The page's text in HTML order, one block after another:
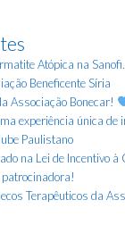
Atópica na Sanofi.
Beneficente Síria
Associação Bonecar!
experiência única de
Paulistano
na Lei de Incentivo
Terapêuticos da